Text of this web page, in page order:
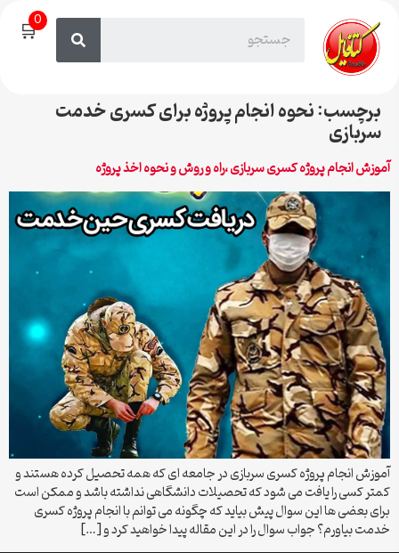
🛒0
برچسب:نحوه انجام پروژه برای کسری خدمت
سربازی
آموزش انجام پروژه کسری سربازی ،راه و روش و نحوه اخذ پروژه
آموزش انجام پروژه کسری سربازی در جامعه ای که همه تحصیل کرده ‌هستند و
کمتر کسی را یافت می شود که تحصیلات دانشگاهی نداشته باشد و ممکن است
برای بعضی ها این سوال پیش بیاید که چگونه می توانم با انجام پروژه کسری
خدمت بیاورم؟ جواب سوال را در این مقاله پیدا خواهید کرد و […]